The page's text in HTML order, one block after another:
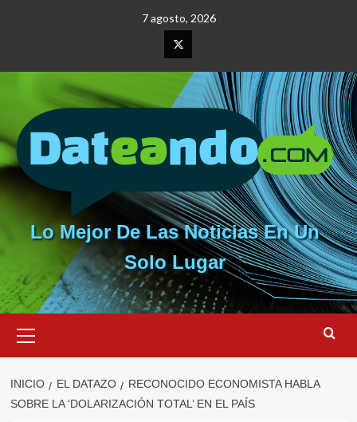
7 agosto, 2026
Elemento
del
menú
Lo Mejor De Las Noticias En Un
Solo Lugar
primario
INICIO EL DATAZO
RECONOCIDO ECONOMISTA HABLA
SOBRE LA ‘DOLARIZACIÓN TOTAL’ EN EL PAÍS